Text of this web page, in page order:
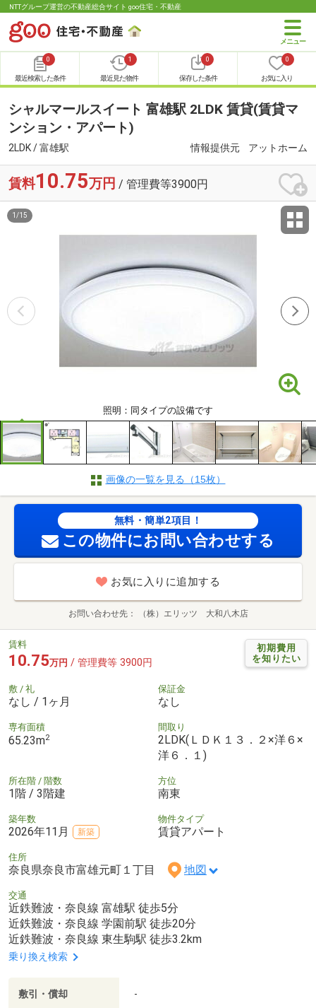
NTTグループ運営の不動産総合サイト goo住宅・不動産
0
最近検索した条件
1
最近見た物件
0
保存した条件
0
お気に入り
シャルマールスイート 富雄駅 2LDK 賃貸(賃貸マ
ンション・アパート)
2LDK / 富雄駅 情報提供元 アットホーム
賃料10.75万円 / 管理費等3900円
照明：同タイプの設備です
1 /15
画像の一覧を見る（15枚）
無料・簡単2項目！
この物件にお問い合わせする
お気に入りに追加する
お問い合わせ先 （株）エリッツ 大和八木店
初期費用
を知りたい
賃料
10.75万円 / 管理費等 3900円
敷 / 礼
なし / 1ヶ月
保証金
なし
専有面積
65.23m2
間取り
2LDK(ＬＤＫ１３．２×洋６×
洋６．１)
所在階 / 階数
1階 / 3階建
方位
南東
築年数
2026年11月 新築
物件タイプ
賃貸アパート
住所
奈良県奈良市富雄元町１丁目 地図
交通
近鉄難波・奈良線 富雄駅 徒歩5分
近鉄難波・奈良線 学園前駅 徒歩20分
近鉄難波・奈良線 東生駒駅 徒歩3.2km
乗り換え検索
敷引・償却 -